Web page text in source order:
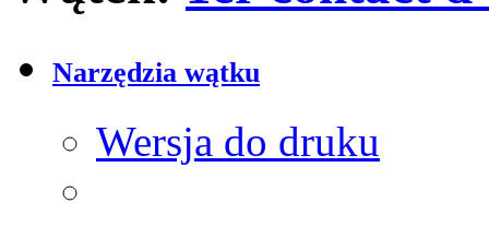
Narzędzia wątku
Wersja do druku